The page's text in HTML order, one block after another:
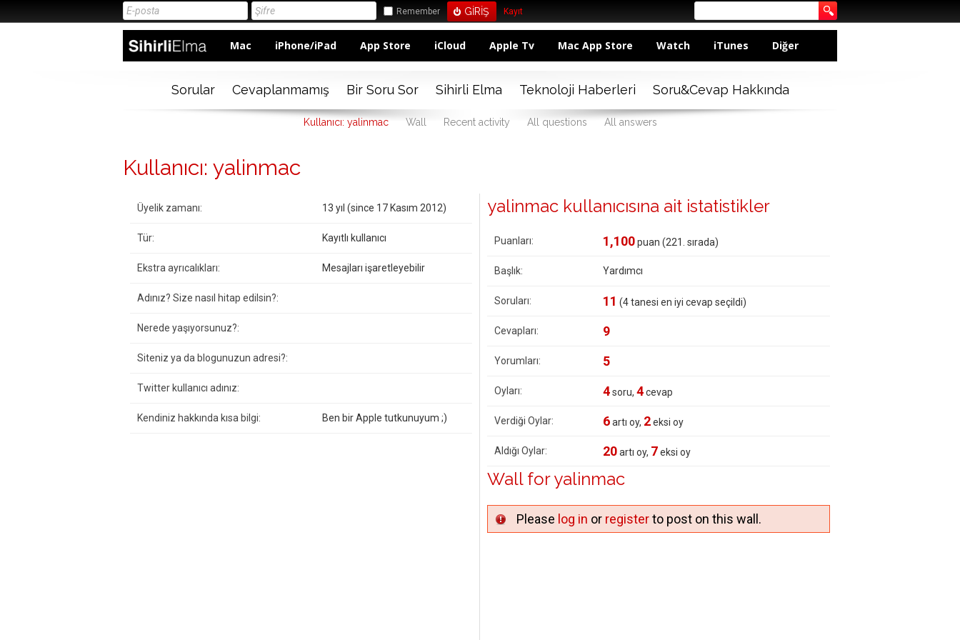
Remember Kayıt
Mac iPhone/iPad App Store iCloud Apple Tv Mac App Store Watch iTunes Diğer
Sorular Cevaplanmamış Bir Soru Sor Sihirli Elma Teknoloji Haberleri Soru&Cevap Hakkında
Kullanıcı: yalinmac Wall Recent activity All questions All answers
Kullanıcı: yalinmac
Üyelik zamanı: 13 yıl (since 17 Kasım 2012)
Tür: Kayıtlı kullanıcı
Ekstra ayrıcalıkları: Mesajları işaretleyebilir
Adınız? Size nasıl hitap edilsin?:
Nerede yaşıyorsunuz?:
Siteniz ya da blogunuzun adresi?:
Twitter kullanıcı adınız:
Kendiniz hakkında kısa bilgi: Ben bir Apple tutkunuyum ;)
yalinmac kullanıcısına ait istatistikler
Puanları: 1,100puan (221 . sırada)
Başlık: Yardımcı
Soruları: 11 (4tanesi en iyi cevap seçildi)
Cevapları: 9
Yorumları: 5
Oyları: 4soru, 4cevap
Verdiği Oylar: 6artı oy, 2eksi oy
Aldığı Oylar: 20artı oy, 7eksi oy
Wall for yalinmac
Please log in or registerto post on this wall.